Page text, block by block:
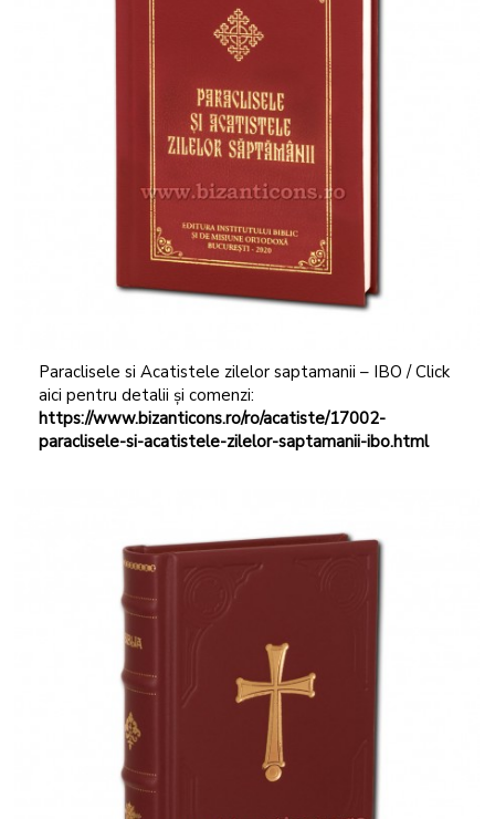
Paraclisele si Acatistele zilelor saptamanii – IBO / Click
aici pentru detalii și comenzi:
https://www.bizanticons.ro/ro/acatiste/17002-
paraclisele-si-acatistele-zilelor-saptamanii-ibo.html